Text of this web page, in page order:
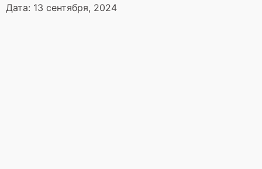
Дата: 13 сентября, 2024